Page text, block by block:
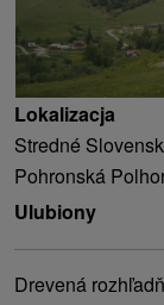
Lokalizacja
Stredné
Pohronská
Ulubiony
Drevená